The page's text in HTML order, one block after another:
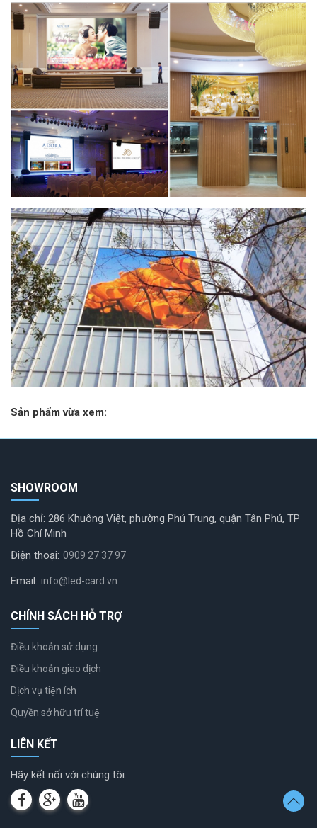
Sản phẩm vừa xem:
SHOWROOM
Địa chỉ: 286 Khuông Việt, phường Phú Trung, quận Tân Phú, TP
Hồ Chí Minh
Điện thoại: 0909 27 37 97
Email: info@led-card.vn
CHÍNH SÁCH HỖ TRỢ
Điều khoản sử dụng
Điều khoản giao dịch
Dịch vụ tiện ích
Quyền sở hữu trí tuệ
LIÊN KẾT
Hãy kết nối với chúng tôi.